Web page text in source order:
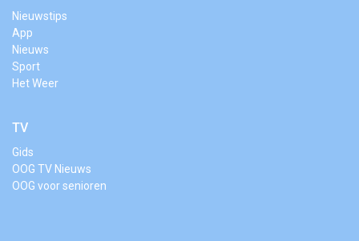
Nieuwstips
App
Nieuws
Sport
Het Weer
TV
Gids
OOG TV Nieuws
OOG voor senioren